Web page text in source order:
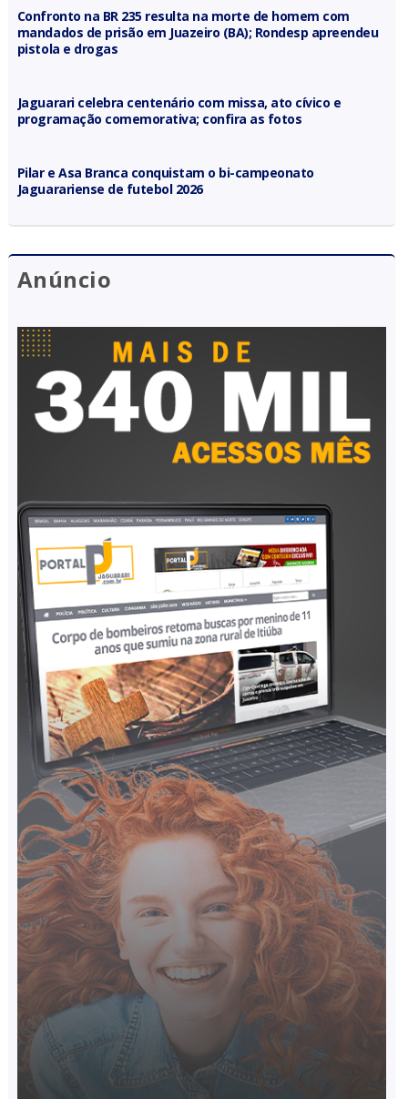
Confronto na BR 235 resulta na morte de homem com
mandados de prisão em Juazeiro (BA); Rondesp apreendeu
pistola e drogas
Jaguarari celebra centenário com missa, ato cívico e
programação comemorativa; confira as fotos
Pilar e Asa Branca conquistam o bi-campeonato
Jaguarariense de futebol 2026
Anúncio